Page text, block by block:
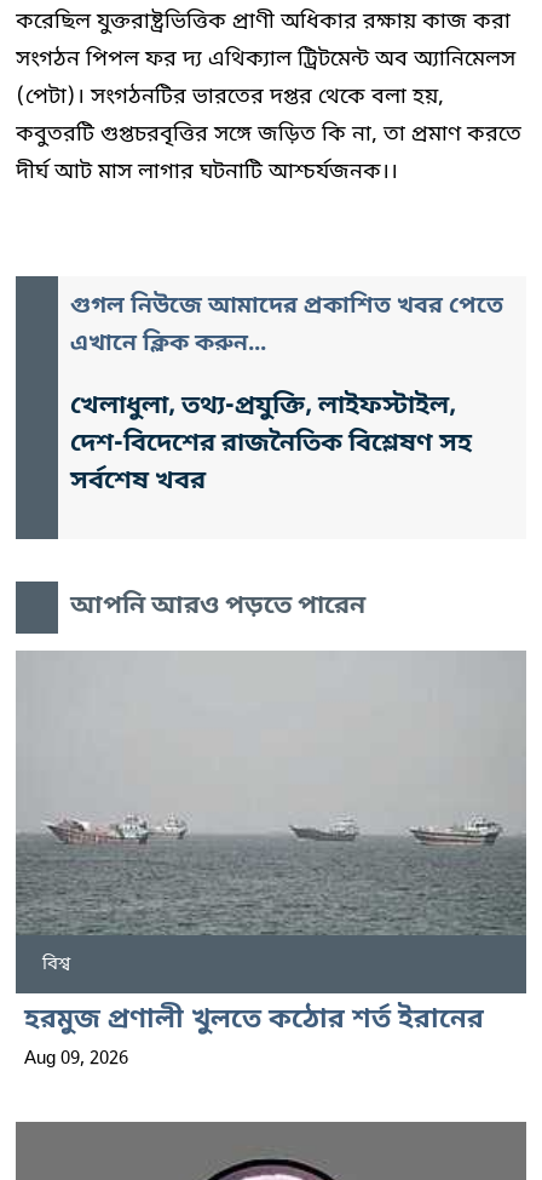
করেছিল যুক্তরাষ্ট্রভিত্তিক প্রাণী অধিকার রক্ষায় কাজ করা
সংগঠন পিপল ফর দ্য এথিক্যাল ট্রিটমেন্ট অব অ্যানিমেলস
(পেটা)। সংগঠনটির ভারতের দপ্তর থেকে বলা হয়,
কবুতরটি গুপ্তচরবৃত্তির সঙ্গে জড়িত কি না, তা প্রমাণ করতে
দীর্ঘ আট মাস লাগার ঘটনাটি আশ্চর্যজনক।।
গুগল নিউজে আমাদের প্রকাশিত খবর পেতে
এখানে ক্লিক করুন...
খেলাধুলা, তথ্য-প্রযুক্তি, লাইফস্টাইল,
দেশ-বিদেশের রাজনৈতিক বিশ্লেষণ সহ
সর্বশেষ খবর
আপনি আরও পড়তে পারেন
বিশ্ব
হরমুজ প্রণালী খুলতে কঠোর শর্ত ইরানের
Aug 09, 2026